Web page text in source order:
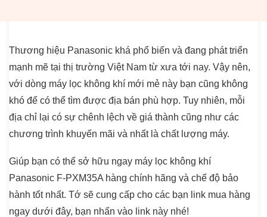
Thương hiệu Panasonic khá phổ biến và đang phát triển
mạnh mẽ tại thị trường Việt Nam từ xưa tới nay. Vậy nên,
với dòng máy lọc không khí mới mẻ này bạn cũng không
khó để có thể tìm được địa bán phù hợp. Tuy nhiên, mỗi
địa chỉ lại có sự chênh lệch về giá thành cũng như các
chương trình khuyến mãi và nhất là chất lượng máy.
Giúp bạn có thể sở hữu ngay máy lọc không khí
Panasonic F-PXM35A hàng chính hãng và chế độ bảo
hành tốt nhất. Tớ sẽ cung cấp cho các bạn link mua hàng
ngay dưới đây, bạn nhấn vào link này nhé!